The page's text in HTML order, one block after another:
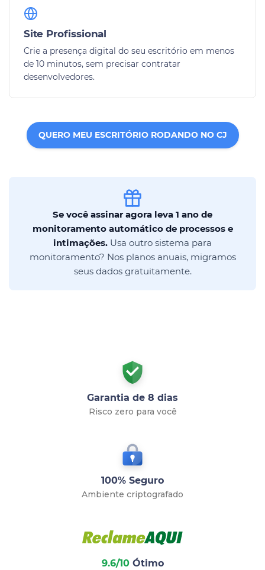
Site Profissional
Crie a presença digital do seu escritório em menos
de 10 minutos, sem precisar contratar
desenvolvedores.
QUERO MEU ESCRITÓRIO RODANDO NO CJ
Se você assinar agora leva 1 ano de
monitoramento automático de processos e
intimações. Usa outro sistema para
monitoramento? Nos planos anuais, migramos
seus dados gratuitamente.
Garantia de 8 dias
Risco zero para você
100% Seguro
Ambiente criptografado
9.6/10Ótimo